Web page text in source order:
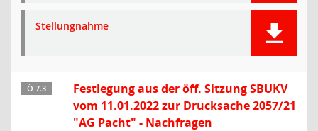
Stellungnahme
Ö 7.3
Festlegung aus der öff. Sitzung SBUKV
vom 11.01.2022 zur Drucksache 2057/21
"AG Pacht" - Nachfragen